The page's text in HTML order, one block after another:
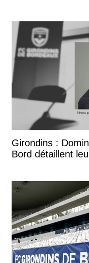
Girondins :
Bord détaillent